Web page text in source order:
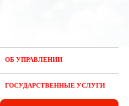
ОБ УПРАВЛЕНИИ
ГОСУДАРСТВЕННЫЕ УСЛУГИ